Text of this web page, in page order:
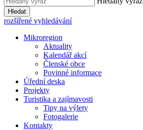
Hledat
rozšířené vyhledávání
Mikroregion
Aktuality
Kalendář akcí
Členské obce
Povinné informace
Úřední deska
Projekty
Turistika a zajímavosti
Tipy na výlety
Fotogalerie
Kontakty